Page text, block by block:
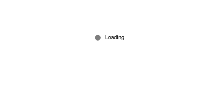
'ബിജെപിക്ക് ഇരട്ടത്താപ്പെന്ന് സംശയം'; FCRA